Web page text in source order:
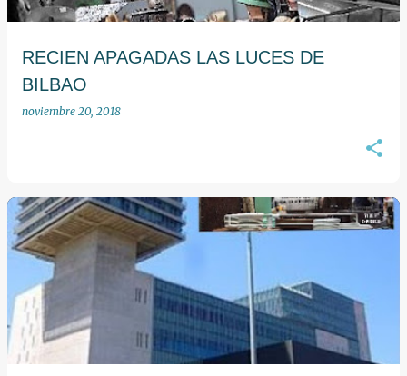
RECIEN APAGADAS LAS LUCES DE
BILBAO
noviembre 20, 2018